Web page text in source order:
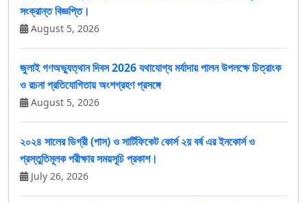
সংক্রান্ত বিজ্ঞপ্তি।
August 5, 2026
জুলাই গণঅভ্যুত্থান দিবস 2026 যথাযোগ্য মর্যাদায় পালন উপলক্ষে চিত্রাংক
ও রচনা প্রতিযোগিতায় অংশগ্রহণ প্রসঙ্গে
August 5, 2026
২০২৪ সালের ডিগ্রী (পাস) ও সার্টিফিকেট কোর্স ২য় বর্ষ এর ইনকোর্স ও
প্রস্তুতিমূলক পরীক্ষার সময়সূচি প্রকাশ।
July 26, 2026